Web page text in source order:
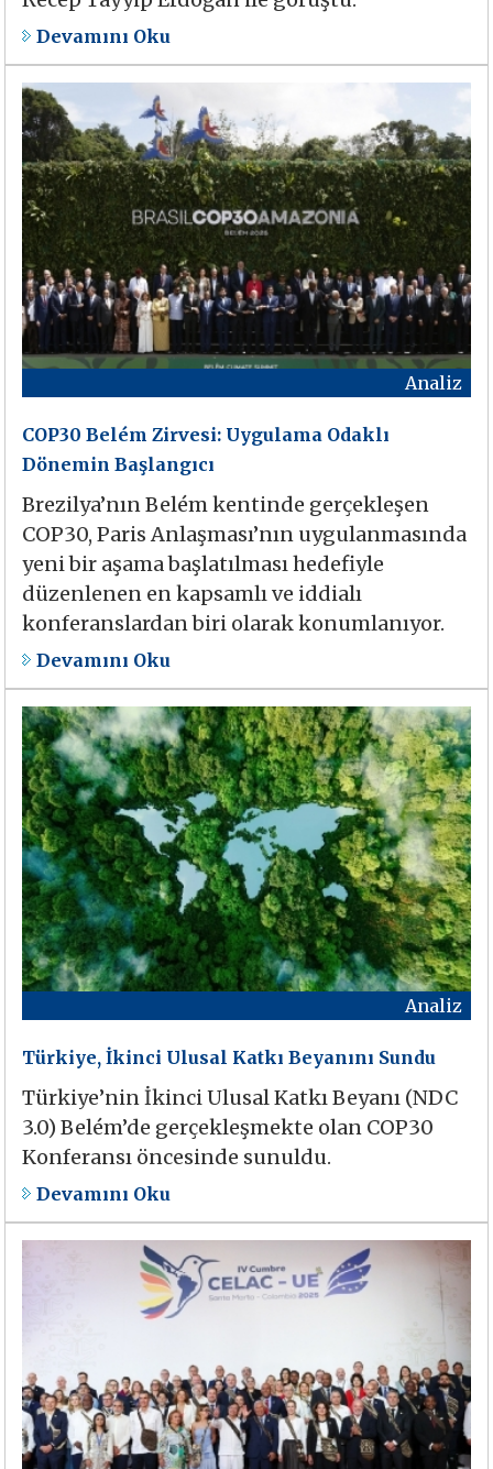
Devamını Oku
Analiz
COP30 Belém Zirvesi: Uygulama Odaklı
Dönemin Başlangıcı
Brezilya’nın Belém kentinde gerçekleşen
COP30, Paris Anlaşması’nın uygulanmasında
yeni bir aşama başlatılması hedefiyle
düzenlenen en kapsamlı ve iddialı
konferanslardan biri olarak konumlanıyor.
Devamını Oku
Analiz
Türkiye, İkinci Ulusal Katkı Beyanını Sundu
Türkiye’nin İkinci Ulusal Katkı Beyanı (NDC
3.0) Belém’de gerçekleşmekte olan COP30
Konferansı öncesinde sunuldu.
Devamını Oku